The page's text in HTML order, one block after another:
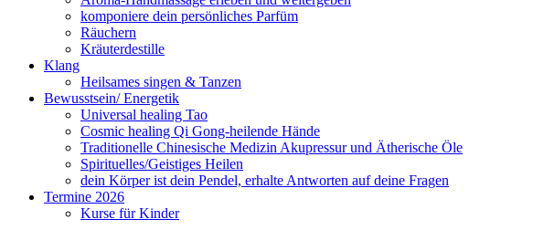
komponiere dein persönliches Parfüm
Räuchern
Kräuterdestille
Klang
Heilsames singen & Tanzen
Bewusstsein/ Energetik
Universal healing Tao
Cosmic healing Qi Gong-heilende Hände
Traditionelle Chinesische Medizin Akupressur und Ätherische Öle
Spirituelles/Geistiges Heilen
dein Körper ist dein Pendel, erhalte Antworten auf deine Fragen
Termine 2026
Kurse für Kinder